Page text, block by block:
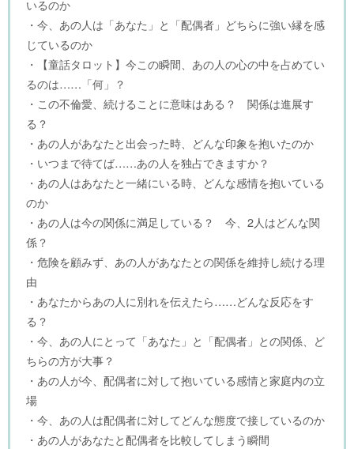
いるのか
・今、あの人は「あなた」と「配偶者」どちらに強い縁を感
じているのか
・【童話タロット】今この瞬間、あの人の心の中を占めてい
るのは……「何」？
・この不倫愛、続けることに意味はある？ 関係は進展す
る？
・あの人があなたと出会った時、どんな印象を抱いたのか
・いつまで待てば……あの人を独占できますか？
・あの人はあなたと一緒にいる時、どんな感情を抱いている
のか
・あの人は今の関係に満足している？ 今、2人はどんな関
係？
・危険を顧みず、あの人があなたとの関係を維持し続ける理
由
・あなたからあの人に別れを伝えたら……どんな反応をす
る？
・今、あの人にとって「あなた」と「配偶者」との関係、ど
ちらの方が大事？
・あの人が今、配偶者に対して抱いている感情と家庭内の立
場
・今、あの人は配偶者に対してどんな態度で接しているのか
・あの人があなたと配偶者を比較してしまう瞬間